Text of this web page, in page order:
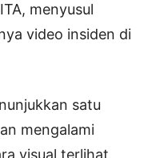
menyusul
video insiden di
satu
mengalami
visual terlihat